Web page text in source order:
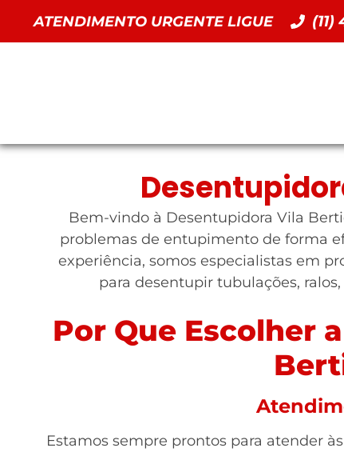
ATENDIMENTO URGENTE LIGUE (11)
Bem-vindo à Desentupidora Vila
problemas de entupimento de forma
experiência, somos especialistas em
para desentupir tubulações,
Por Que Escolher
Estamos sempre prontos para atender